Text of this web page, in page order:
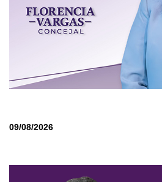
09/08/2026